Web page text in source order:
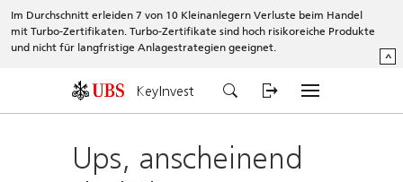
Im Durchschnitt erleiden 7 von 10 Kleinanlegern Verluste beim Handel
mit Turbo-Zertifikaten. Turbo-Zertifikate sind hoch risikoreiche Produkte
und nicht für langfristige Anlagestrategien geeignet.
^
KeyInvest
Ups, anscheinend